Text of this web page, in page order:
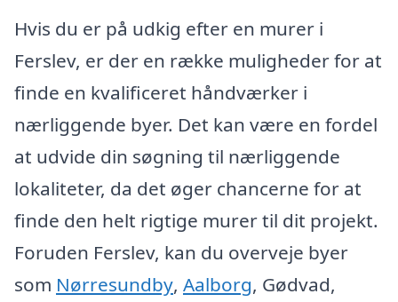
Hvis du er på udkig efter en murer i
Ferslev, er der en række muligheder for at
finde en kvalificeret håndværker i
nærliggende byer. Det kan være en fordel
at udvide din søgning til nærliggende
lokaliteter, da det øger chancerne for at
finde den helt rigtige murer til dit projekt.
Foruden Ferslev, kan du overveje byer
som Nørresundby, Aalborg, Gødvad,